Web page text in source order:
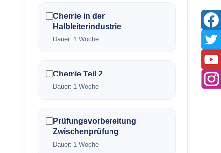
Chemie in der
Halbleiterindustrie
Dauer: 1 Woche
Chemie Teil 2
Dauer: 1 Woche
Prüfungsvorbereitung
Zwischenprüfung
Dauer: 1 Woche